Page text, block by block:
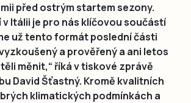
před ostrým startem sezony.
v Itálii je pro nás klíčovou součástí
už tento formát poslední části
a prověřený a ani letos
měnit,“ říká v tiskové zprávě
David Šťastný. Kromě kvalitních
klimatických podmínkách a